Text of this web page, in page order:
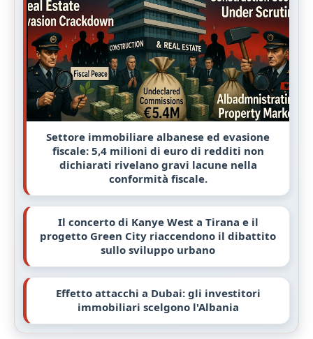
Settore immobiliare albanese ed evasione
fiscale: 5,4 milioni di euro di redditi non
dichiarati rivelano gravi lacune nella
conformità fiscale.
Il concerto di Kanye West a Tirana e il
progetto Green City riaccendono il dibattito
sullo sviluppo urbano
Effetto attacchi a Dubai: gli investitori
immobiliari scelgono l'Albania